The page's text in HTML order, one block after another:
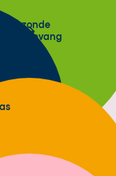
Gezonde
Kinderopvang